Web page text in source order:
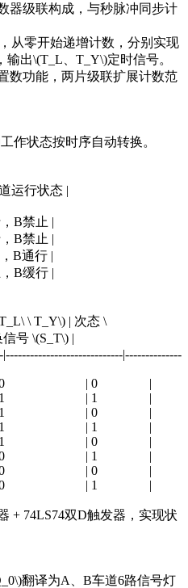
器级联构成，与秒脉冲同步计
从零开始递增计数，分别实现
出\(T_L、T_Y\)定时信号。
数功能，两片级联扩展计数范
作状态按时序自动转换。
运行状态 |
B禁止 |
B禁止 |
B通行 |
B缓行 |
\ T_Y\) | 次态 \
号 \(S_T\) |
|--------------
0 0 | 0 |
0 1 | 1 |
0 1 | 0 |
1 1 | 1 |
1 1 | 0 |
1 0 | 1 |
1 0 | 0 |
0 0 | 1 |
+ 74LS74双D触发器，实现状
翻译为A、B车道6路信号灯